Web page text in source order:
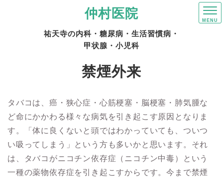
仲村医院
祐天寺の内科・糖尿病・生活習慣病・
甲状腺・小児科
禁煙外来
タバコは、癌・狭心症・心筋梗塞・脳梗塞・肺気腫な
ど命にかかわる様々な病気を引き起こす原因となりま
す。「体に良くないと頭ではわかっていても、ついつ
い吸ってしまう」という方も多いかと思います。それ
は、タバコがニコチン依存症（ニコチン中毒）という
一種の薬物依存症を引き起こすからです。今まで禁煙